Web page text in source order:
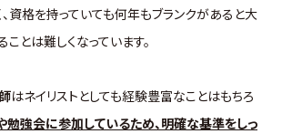
資格を持っていても何年もブランクがあると大
とは難しくなっています。
はネイリストとしても経験豊富なことはもちろ
勉強会に参加しているため、明確な基準をしっ